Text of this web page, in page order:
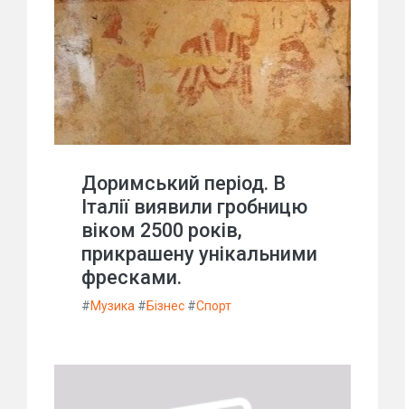
Доримський період. В
Італії виявили гробницю
віком 2500 років,
прикрашену унікальними
фресками.
#Музика #Бізнес #Спорт